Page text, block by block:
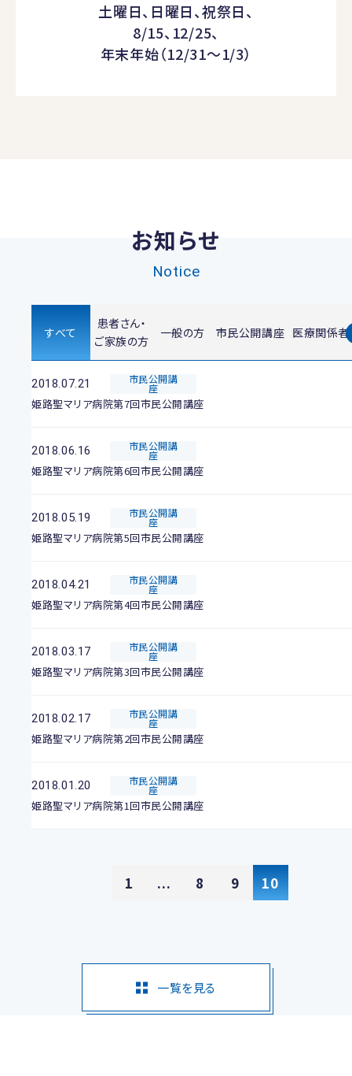
土曜日、日曜日、祝祭日、
8/15、12/25、
年末年始（12/31～1/3）
お知らせ
Notice
すべて
患者さん・
ご家族の方
一般の方 市民公開講座 医療関係
2018.07.21 市民公開講
座
姫路聖マリア病院第7回市民公開講座
2018.06.16 市民公開講
座
姫路聖マリア病院第6回市民公開講座
2018.05.19 市民公開講
座
姫路聖マリア病院第5回市民公開講座
2018.04.21 市民公開講
座
姫路聖マリア病院第4回市民公開講座
2018.03.17 市民公開講
座
姫路聖マリア病院第3回市民公開講座
2018.02.17 市民公開講
座
姫路聖マリア病院第2回市民公開講座
2018.01.20 市民公開講
座
姫路聖マリア病院第1回市民公開講座
1 ... 8 9 10
一覧を見る